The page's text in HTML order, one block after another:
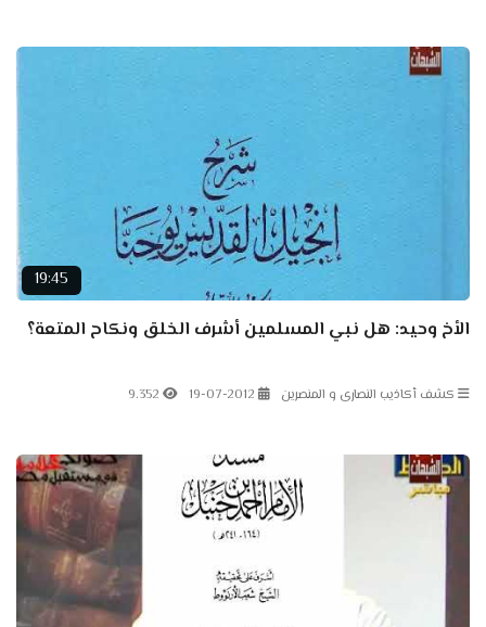
19:45
الأخ وحيد: هل نبي المسلمين أشرف الخلق ونكاح المتعة؟
كشف أكاذيب النصارى و المنصرين 19-07-2012
9.352